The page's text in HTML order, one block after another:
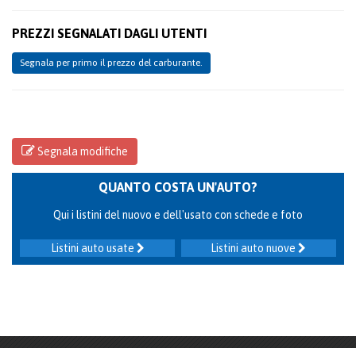
PREZZI SEGNALATI DAGLI UTENTI
Segnala per primo il prezzo del carburante.
Segnala modifiche
QUANTO COSTA UN'AUTO?
Qui i listini del nuovo e dell'usato con schede e foto
Listini auto nuove
Listini auto usate